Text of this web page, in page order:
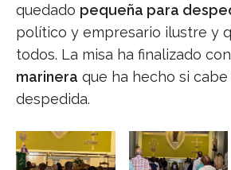
quedado pequeña para
político y empresario ilustre y
todos. La misa ha finalizado
marinera que ha hecho si
despedida.